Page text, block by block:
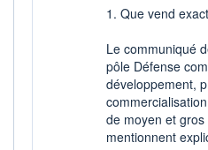
VALORISATION
LIMITE À LA
1. Que vend
Le communiqué
pôle Défense
développement,
de moyen et
mentionnent